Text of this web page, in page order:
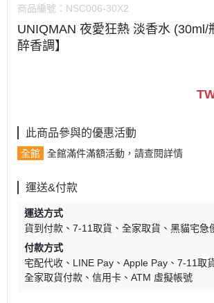
商品編號： NSC006-30X2
UNIQMAN 夜愛狂熱 淡香水 (30ml/
醉香調】
此商品參與的優惠活動
全館 全館滿件滿額活動，請查閱詳情
運送&付款
運送方式
貨到付款
7-11取貨 全家取貨
黑貓宅急
付款方式
宅配代收
LINE Pay Apple Pay
7-11取
全家取貨付款
信用卡 ATM 虛擬帳號